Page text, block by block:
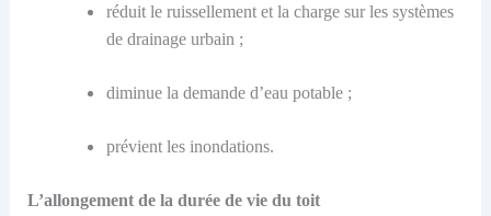
réduit le ruissellement et la charge sur les systèmes
de drainage urbain ;
diminue la demande d’eau potable ;
prévientles inondations.
L’allongement de la durée de vie du toit